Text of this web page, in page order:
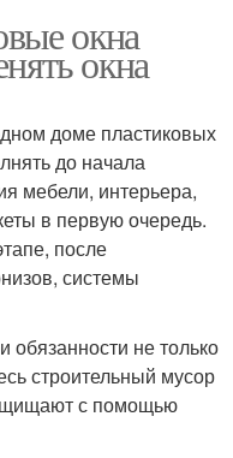
окна
окна
доме пластиковых
до начала
мебели, интерьера,
в первую очередь.
после
системы
не только
строительный мусор
с помощью